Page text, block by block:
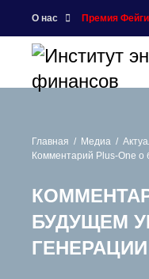
О нас Премия
Главная Медиа
Комментарий Plus-One о
БУДУЩЕМ